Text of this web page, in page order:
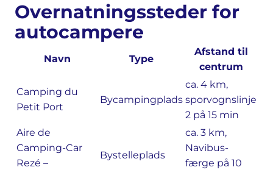
Overnatningssteder for
autocampere
Navn Type
Afstand til
centrum
Camping du
Petit Port
Bycampingplads
ca. 4 km,
sporvognslinje
2 på 15 min
Aire de
Camping-Car
Rezé –
Bystelleplads
ca. 3 km,
Navibus-
færge på 10